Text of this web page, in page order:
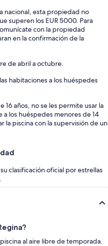
nacional, esta propiedad no
superen los EUR 5000. Para
con la propiedad
en la confirmación de la
de abril a octubre.
habitaciones a los huéspedes
16 años, no se les permite usar la
a los huéspedes menores de 14
la piscina con la supervisión de un
clasificación oficial por estrellas
al aire libre de temporada.